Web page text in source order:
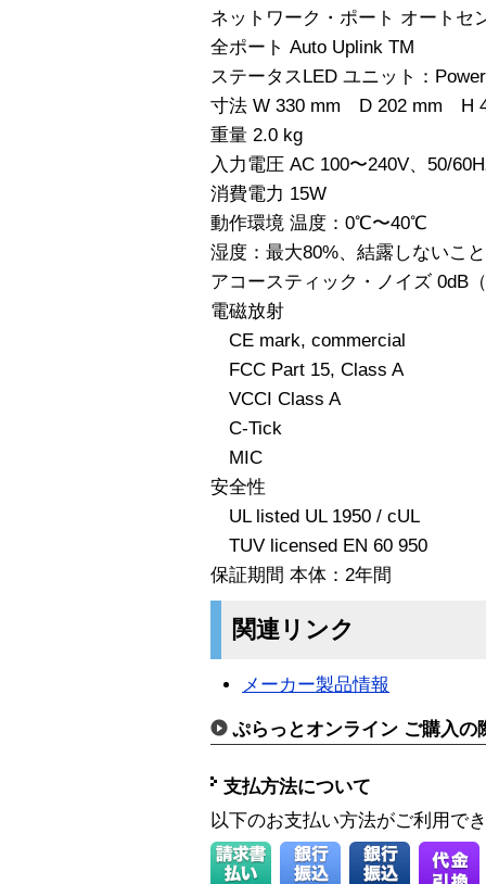
ネットワーク・ポート オート
全ポート Auto Uplink TM
ステータスLED ユニット：
寸法 W 330 mm D 202 mm H
重量 2.0 kg
入力電圧 AC 100〜240V、50/
消費電力 15W
動作環境 温度：0℃〜40℃
湿度：最大80%、結露しないこと
アコースティック・ノイズ 0dB
電磁放射
CE mark, commercial
FCC Part 15, Class A
VCCI Class A
C-Tick
MIC
安全性
UL listed UL 1950 / cUL
TUV licensed EN 60 950
保証期間 本体：2年間
関連リンク
メーカー製品情報
ぷらっとオンライン ご購入の
支払方法について
以下のお支払い方法がご利用で